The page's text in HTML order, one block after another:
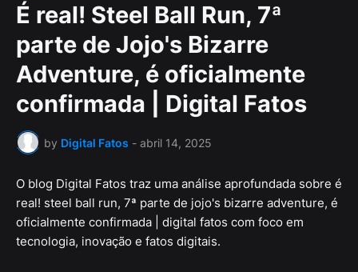
É real! Steel Ball Run, 7ª
parte de Jojo's Bizarre
Adventure, é oficialmente
confirmada | Digital Fatos
by Digital Fatos - abril 14, 2025
O blog Digital Fatos traz uma análise aprofundada sobre é
real! steel ball run, 7ª parte de jojo's bizarre adventure, é
oficialmente confirmada | digital fatos com foco em
tecnologia, inovação e fatos digitais.